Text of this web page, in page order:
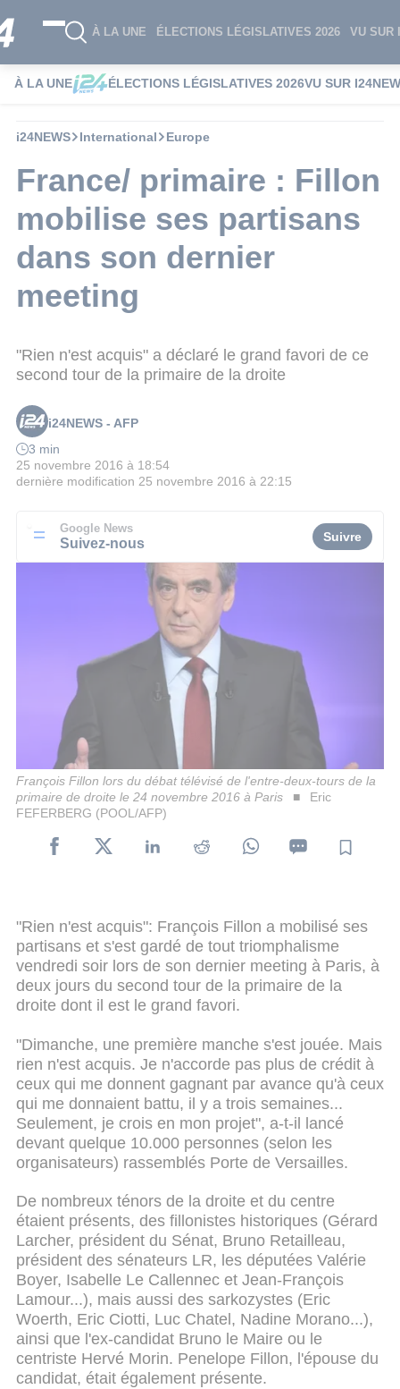
À LA UNE ÉLECTIONS LÉGISLATIVES 2026 VU SUR
À LA UNE ÉLECTIONS LÉGISLATIVES 2026VU SUR
i24NEWS International Europe
France/ primaire : Fillon
mobilise ses partisans
dans son dernier
meeting
"Rien n'est acquis" a déclaré le grand favori de ce
second tour de la primaire de la droite
i24NEWS - AFP
3 min
25 novembre 2016 à 18:54
dernière modification 25 novembre 2016 à 22:15
Google News
Suivez-nous Suivre
François Fillon lors du débat télévisé de l'entre-deux-tours de la
primaire de droite le 24 novembre 2016 à Paris
Eric
FEFERBERG (POOL/AFP)
"Rien n'est acquis": François Fillon a mobilisé ses
partisans et s'est gardé de tout triomphalisme
vendredi soir lors de son dernier meeting à Paris, à
deux jours du second tour de la primaire de la
droite dont il est le grand favori.
"Dimanche, une première manche s'est jouée. Mais
rien n'est acquis. Je n'accorde pas plus de crédit à
ceux qui me donnent gagnant par avance qu'à ceux
qui me donnaient battu, il y a trois semaines...
Seulement, je crois en mon projet", a-t-il lancé
devant quelque 10.000 personnes (selon les
organisateurs) rassemblés Porte de Versailles.
De nombreux ténors de la droite et du centre
étaient présents, des fillonistes historiques (Gérard
Larcher, président du Sénat, Bruno Retailleau,
président des sénateurs LR, les députées Valérie
Boyer, Isabelle Le Callennec et Jean-François
Lamour...), mais aussi des sarkozystes (Eric
Woerth, Eric Ciotti, Luc Chatel, Nadine Morano...),
ainsi que l'ex-candidat Bruno le Maire ou le
centriste Hervé Morin. Penelope Fillon, l'épouse du
candidat, était également présente.